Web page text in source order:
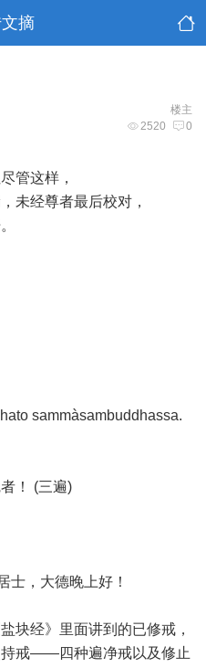
摘
楼主
2520 0
管这样，
未经尊者最后校对，
sammàsambuddhassa.
！ (三遍)
士，大德晚上好！
块经》里面讲到的已修戒，
持戒——四种遍净戒以及修止